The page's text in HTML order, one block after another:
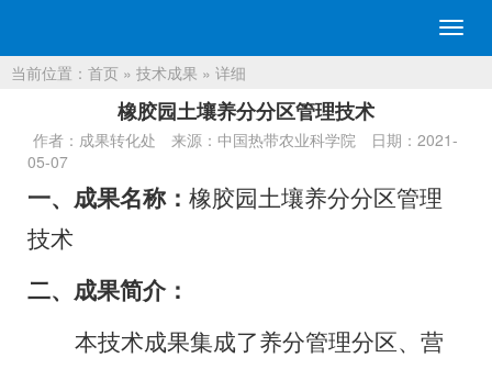
切
换
当前位置： 首页 » 技术成果 » 详细
橡胶园土壤养分分区管理技术
作者：成果转化处 来源：中国热带农业科学院
日期：2021-
05-07
一、成果名称： 橡胶园土壤养分分区管理
技术
二、成果简介：
本技术成果集成了养分管理分区、营